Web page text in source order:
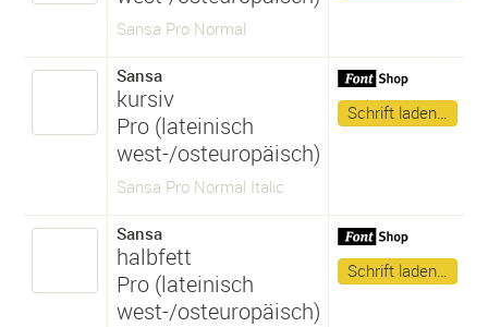
Sansa Pro Normal
Sansa
kursiv
Pro (lateinisch
west-/osteuropäisch)
Sansa Pro Normal Italic
Schrift laden…
Sansa
halbfett
Pro (lateinisch
west-/osteuropäisch)
Schrift laden…